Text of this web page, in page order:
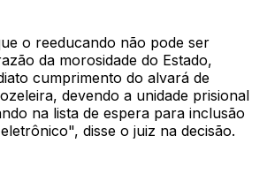
o reeducando não pode ser
da morosidade do Estado,
cumprimento do alvará de
devendo a unidade prisional
na lista de espera para inclusão
disse o juiz na decisão.